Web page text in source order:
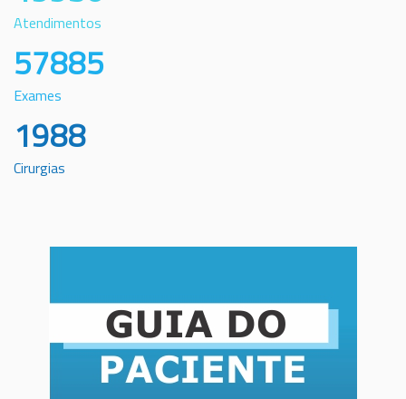
Atendimentos
57885
Exames
1988
Cirurgias